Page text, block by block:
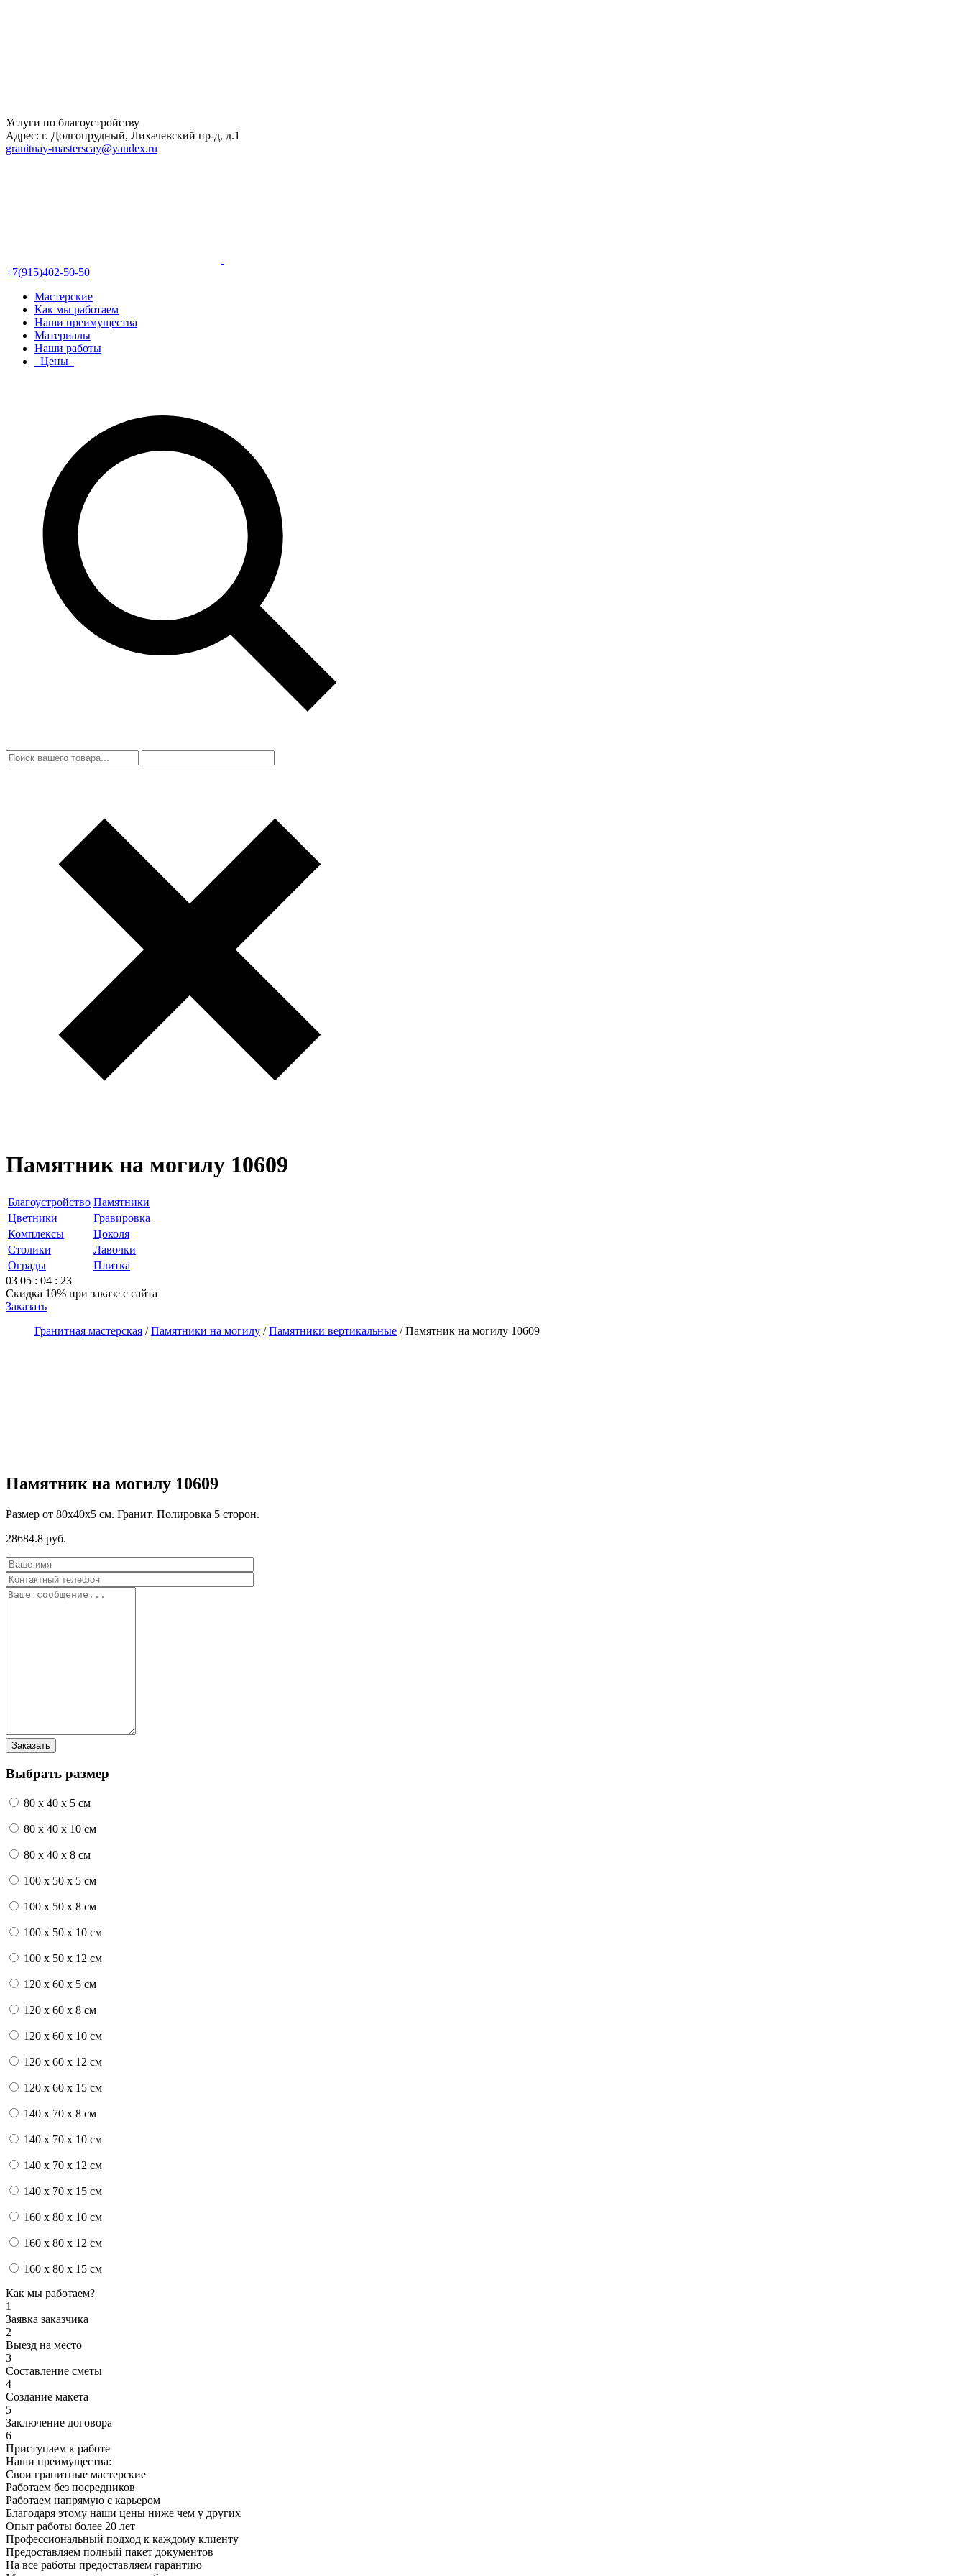
Услуги по благоустройству
Адрес: г. Долгопрудный, Лихачевский пр-д, д.1
granitnay-masterscay@yandex.ru
+7(915)402-50-50
Мастерские
Как мы работаем
Наши преимущества
Материалы
Наши работы
Цены
Памятник на могилу 10609
Благоустройство Памятники
Цветники
Гравировка
Комплексы
Цоколя
Столики
Лавочки
Ограды
Плитка
03 05 : 04 : 23
Скидка 10% при заказе с сайта
Заказать
Гранитная мастерская /Памятники на могилу /Памятники вертикальные /Памятник на могилу 10609
Памятник на могилу 10609
Размер от 80х40х5 см. Гранит. Полировка 5 сторон.
28684.8 руб.
Выбрать размер
80 x 40 x 5 см
80 x 40 x 10 см
80 x 40 x 8 см
100 x 50 x 5 см
100 х 50 х 8 см
100 x 50 x 10 см
100 x 50 x 12 см
120 x 60 x 5 см
120 x 60 x 8 см
120 x 60 x 10 см
120 x 60 x 12 см
120 x 60 x 15 см
140 x 70 x 8 см
140 x 70 x 10 см
140 x 70 x 12 см
140 x 70 x 15 см
160 x 80 x 10 см
160 x 80 x 12 см
160 x 80 x 15 см
Как мы работаем?
1
Заявка заказчика
2
Выезд на место
3
Составление сметы
4
Создание макета
5
Заключение договора
6
Приступаем к работе
Наши преимущества:
Свои гранитные мастерские
Работаем без посредников
Работаем напрямую с карьером
Благодаря этому наши цены ниже чем у других
Опыт работы более 20 лет
Профессиональный подход к каждому клиенту
Предоставляем полный пакет документов
На все работы предоставляем гарантию